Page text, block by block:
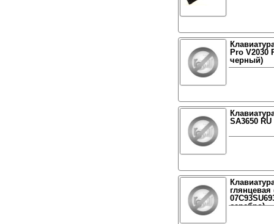
Pro V2030
черный)
SA3650
глянцевая
серебро)